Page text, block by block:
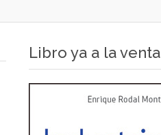
Libro ya a la venta